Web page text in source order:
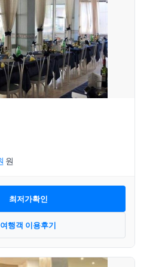
최저가확인
여행객 이용후기